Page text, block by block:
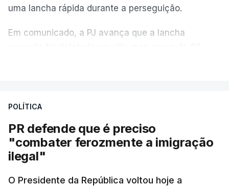
uma lancha rápida durante a perseguição.
Em comunicado, a PJ avança que a lancha
desencadeando uma ação de prevenção
articulação com a Marinha, a Autoridade Marítima
Nacional e a Força Aérea.
apreendida mais cocaína até ao momento de que
POLÍTICA
PR defende que é preciso
"combater ferozmente a imigração
ilegal"
O Presidente da República voltou hoje a